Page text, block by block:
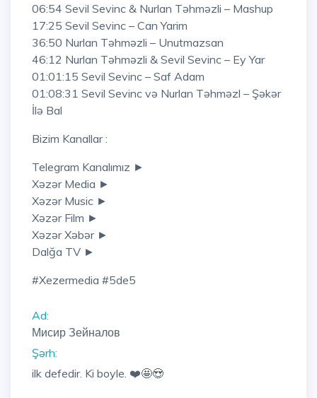
06:54 Sevil Sevinc & Nurlan Təhməzli – Mashup
17:25 Sevil Sevinc – Can Yarim
36:50 Nurlan Təhməzli – Unutmazsan
46:12 Nurlan Təhməzli & Sevil Sevinc – Ey Yar
01:01:15 Sevil Sevinc – Saf Adam
01:08:31 Sevil Sevinc və Nurlan Təhməzl – Şəkər
İlə Bal
Bizim Kanallar :
Telegram Kanalımız ►
Xəzər Media ►
Xəzər Music ►
Xəzər Film ►
Xəzər Xəbər ►
Dalğa TV ►
#xezermedia #5de5
Ad:
Мисир Зейналов
Şərh:
ilk defedir. Ki boyle. ❤️🤩😍